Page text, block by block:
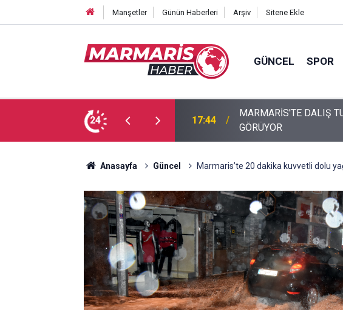
Manşetler Günün Haberleri Arşiv Sitene Ekle
GÜNCEL SPOR
24
ALTININ BÜYÜLEYİCİ DÜNYASIYLA İLGİ
17:40 Akyaka’da engelli
Anasayfa Güncel Marmaris’te 20 dakika kuvvetli dolu